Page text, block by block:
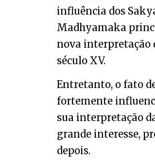
influência dos
Madhyamaka
nova interpretação
século XV.
Entretanto, o fato
fortemente
sua interpretação
grande interesse,
depois.